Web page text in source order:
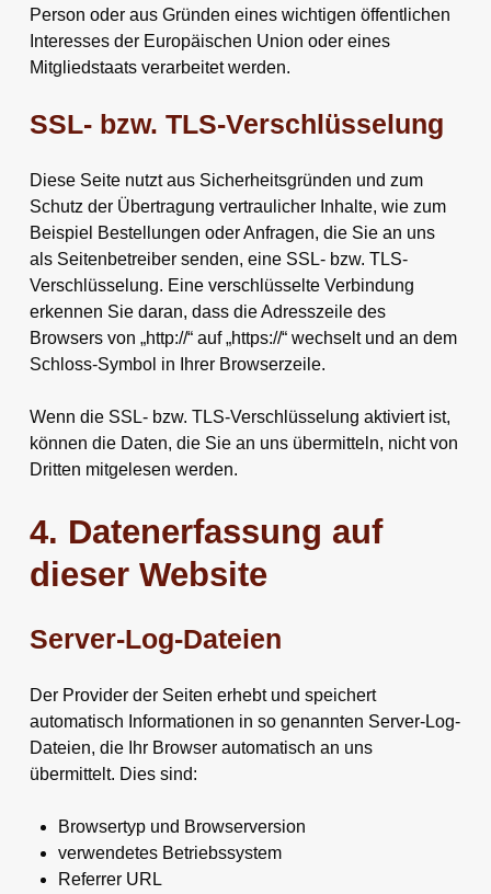
Person oder aus Gründen eines wichtigen öffentlichen
Interesses der Europäischen Union oder eines
Mitgliedstaats verarbeitet werden.
SSL- bzw. TLS-Verschlüsselung
Diese Seite nutzt aus Sicherheitsgründen und zum
Schutz der Übertragung vertraulicher Inhalte, wie zum
Beispiel Bestellungen oder Anfragen, die Sie an uns
als Seitenbetreiber senden, eine SSL- bzw. TLS-
Verschlüsselung. Eine verschlüsselte Verbindung
erkennen Sie daran, dass die Adresszeile des
Browsers von „http://“ auf „https://“ wechselt und an dem
Schloss-Symbol in Ihrer Browserzeile.
Wenn die SSL- bzw. TLS-Verschlüsselung aktiviert ist,
können die Daten, die Sie an uns übermitteln, nicht von
Dritten mitgelesen werden.
4. Datenerfassung auf
dieser Website
Server-Log-Dateien
Der Provider der Seiten erhebt und speichert
automatisch Informationen in so genannten Server-Log-
Dateien, die Ihr Browser automatisch an uns
übermittelt. Dies sind:
Browsertyp und Browserversion
verwendetes Betriebssystem
Referrer URL